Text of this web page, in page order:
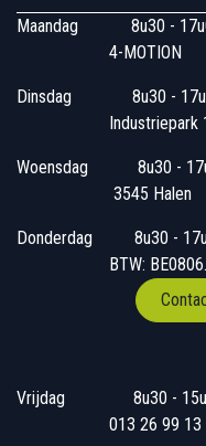
Maandag
4-MOTION
Dinsdag
Industriepark
Woensdag
3545 Halen
Donderdag
BTW:
Vrijdag
013 26 99